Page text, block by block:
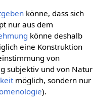
könne, dass sich
nur aus dem
könne deshalb
eine Konstruktion
von
subjektiv und von Natur
möglich, sondern nur
).